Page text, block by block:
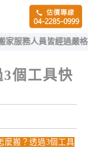
經過嚴格訓練！
個工具快
麼搬？透過3個工具